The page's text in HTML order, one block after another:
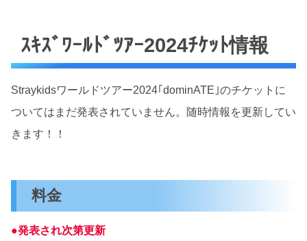
ｽｷｽﾞﾜｰﾙﾄﾞﾂｱｰ2024ﾁｹｯﾄ情報
Straykidsワールドツアー2024｢dominATE｣のチケットに
ついてはまだ発表されていません。随時情報を更新してい
きます！！
料金
●発表され次第更新